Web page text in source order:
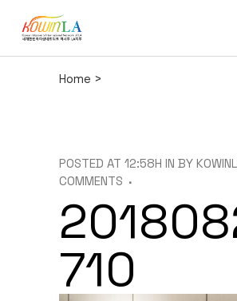
Home >
710
POSTED AT 12:58H IN BY
COMMENTS